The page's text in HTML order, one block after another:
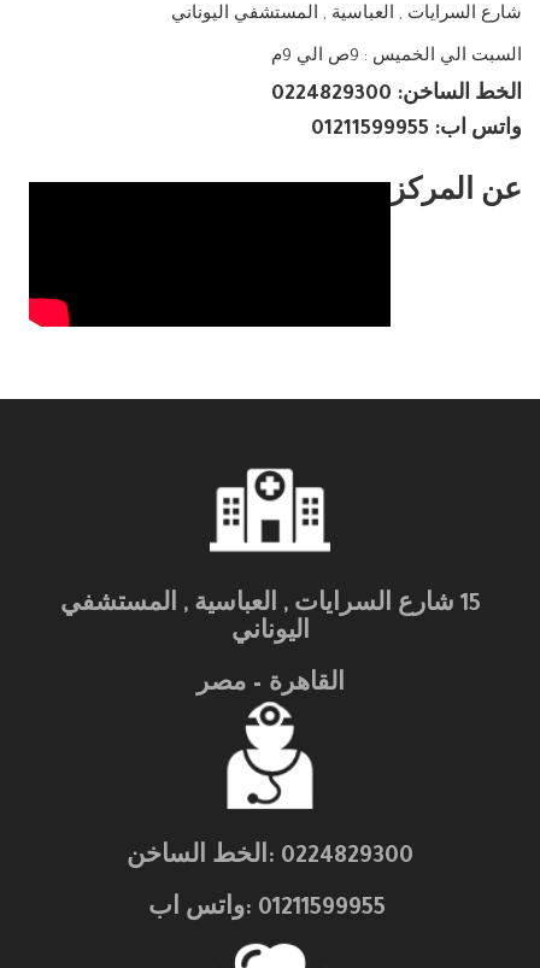
شارع السرايات , العباسية , المستشفي اليوناني
السبت الي الخميس : 9ص الي 9م
الخط الساخن: 0224829300
واتس اب: 01211599955
عن المركز
15 شارع السرايات , العباسية , المستشفي
اليوناني
القاهرة – مصر
0224829300 :الخط الساخن